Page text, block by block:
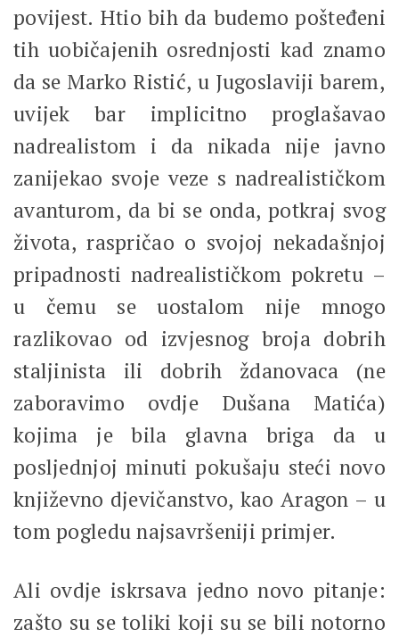
povijest. Htio bih da budemo pošteđeni
tih uobičajenih osrednjosti kad znamo
da se Marko Ristić, u Jugoslaviji barem,
uvijek bar implicitno proglašavao
nadrealistom i da nikada nije javno
zanijekao svoje veze s nadrealističkom
avanturom, da bi se onda, potkraj svog
života, raspričao o svojoj nekadašnjoj
pripadnosti nadrealističkom pokretu –
u čemu se uostalom nije mnogo
razlikovao od izvjesnog broja dobrih
staljinista ili dobrih ždanovaca (ne
zaboravimo ovdje Dušana Matića)
kojima je bila glavna briga da u
posljednjoj minuti pokušaju steći novo
književno djevičanstvo, kao Aragon – u
tom pogledu najsavršeniji primjer.
Ali ovdje iskrsava jedno novo pitanje:
zašto su se toliki koji su se bili notorno